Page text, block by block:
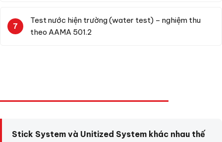
Test nước hiện trường (water test) – nghiệm thu
theo AAMA 501.2
Stick System và Unitized System khác nhau thế